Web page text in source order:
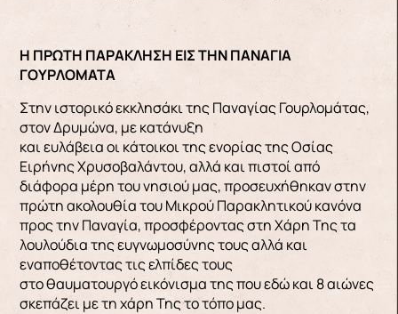
Η ΠΡΩΤΗ ΠΑΡΑΚΛΗΣΗ ΕΙΣ ΤΗΝ ΠΑΝΑΓΙΑ
ΓΟΥΡΛΟΜΑΤΑ
Στην ιστορικό εκκλησάκι της Παναγίας Γουρλομάτας,
στον Δρυμώνα, με κατάνυξη
και ευλάβεια οι κάτοικοι της ενορίας της Οσίας
Ειρήνης Χρυσοβαλάντου, αλλά και πιστοί από
διάφορα μέρη του νησιού μας, προσευχήθηκαν στην
πρώτη ακολουθία του Μικρού Παρακλητικού κανόνα
προς την Παναγία, προσφέροντας στη Χάρη Της τα
λουλούδια της ευγνωμοσύνης τους αλλά και
εναποθέτοντας τις ελπίδες τους
στο θαυματουργό εικόνισμα της που εδώ και 8 αιώνες
σκεπάζει με τη χάρη Της το τόπο μας.